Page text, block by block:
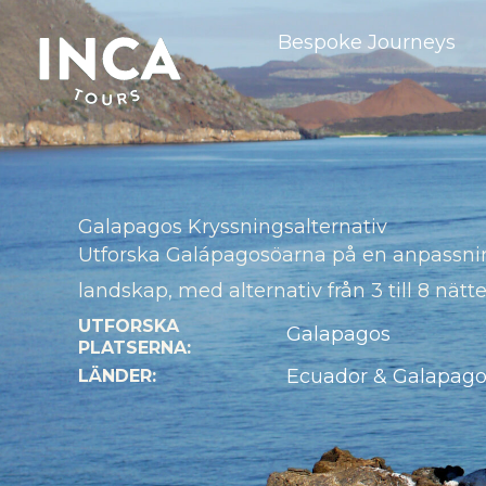
Hoppa
till
innehåll
Bespoke Journeys
Galapagos Kryssningsalternativ
Utforska Galápagosöarna på en
landskap, med alternativ från 3 till 8
UTFORSKA
PLATSERNA:
Galapagos
LÄNDER: Ecuador &